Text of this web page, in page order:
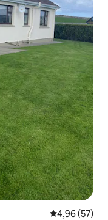
Gemiddelde
4,96 (57)